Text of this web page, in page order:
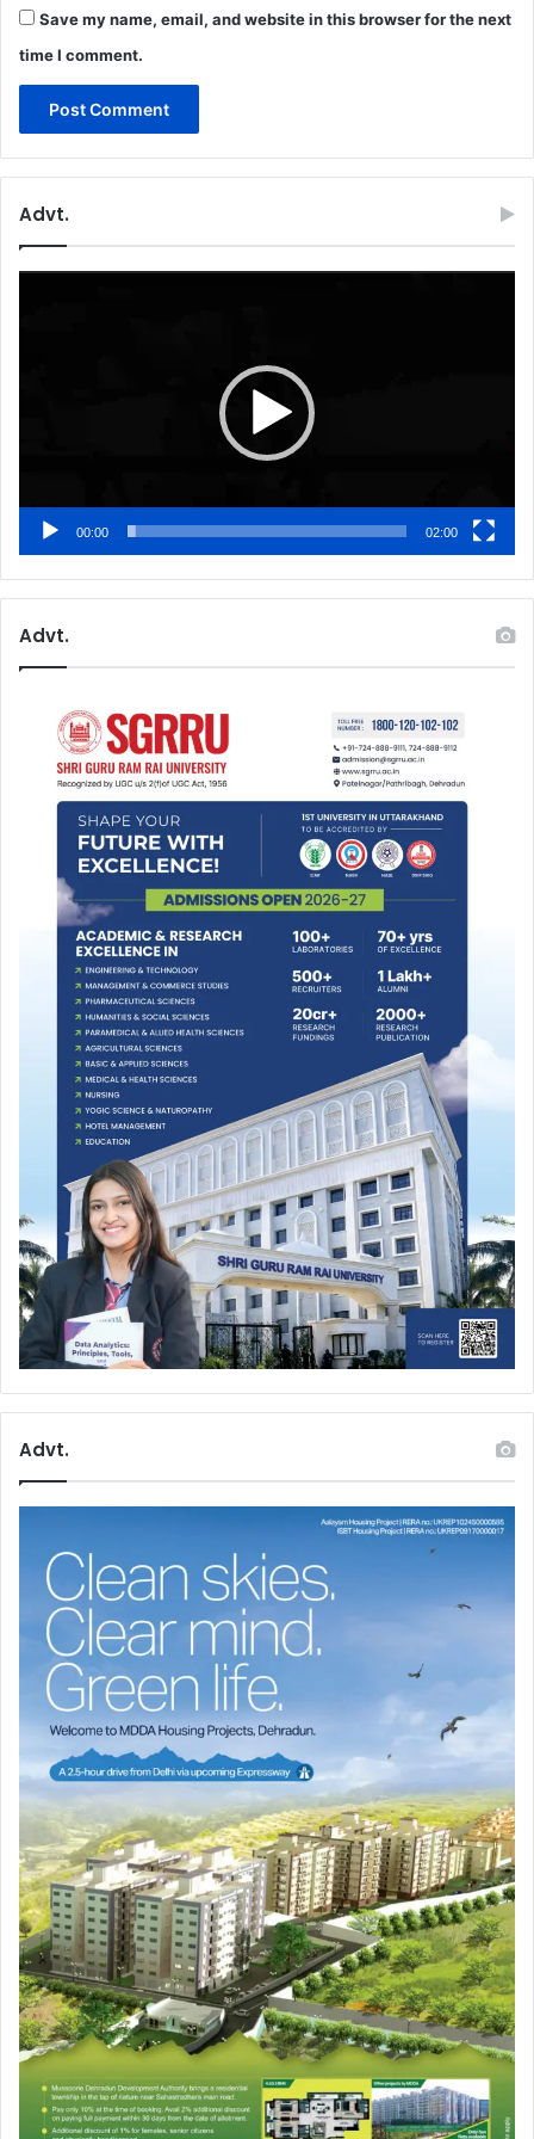
Save my name, email, and website in this browser for the next
time I comment.
Advt.
00:00 02:00
Advt.
Advt.